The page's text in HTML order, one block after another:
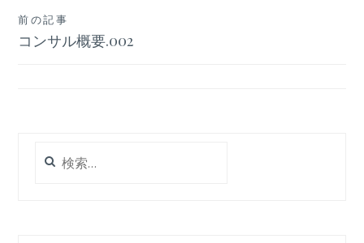
投
稿
前の記事
コンサル概要.002
索: